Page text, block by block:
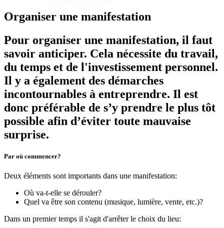
Organiser une manifestation
Pour organiser une manifestation, il faut
savoir anticiper. Cela nécessite du travail,
du temps et de l'investissement personnel.
Il y a également des démarches
incontournables à entreprendre. Il est
donc préférable de s’y prendre le plus tôt
possible afin d’éviter toute mauvaise
surprise.
Par où commencer?
Deux éléments sont importants dans une manifestation:
Où va-t-elle se dérouler?
Quel va être son contenu (musique, lumière, vente, etc.)?
Dans un premier temps il s'agit d'arrêter le choix du lieu: